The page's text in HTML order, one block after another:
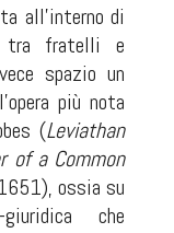
all’interno di
tra fratelli e
spazio un
più nota
(Leviathan
of a Common
ossia su
che